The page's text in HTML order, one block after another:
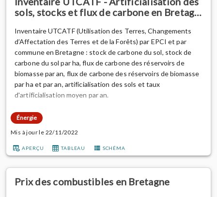
sols, stocks et flux de carbone en Bretag…
Inventaire UTCATF (Utilisation des Terres, Changements
d’Affectation des Terres et de la Forêts) par EPCI et par
commune en Bretagne : stock de carbone du sol, stock de
carbone du sol par ha, flux de carbone des réservoirs de
biomasse par an, flux de carbone des réservoirs de biomasse
par ha et par an, artificialisation des sols et taux
d'artificialisation moyen par an.
Sources :
d'une base de données des émissions et absorptions de gaz
à effet de serre par les sols et la forêt en Bretagne" réalisé
par le Centre Interprofessionnel Technique d’Etud...
Énergie
Mis à jour le 22/11/2022
APERÇU TABLEAU SCHÉMA
Prix des combustibles en Bretagne